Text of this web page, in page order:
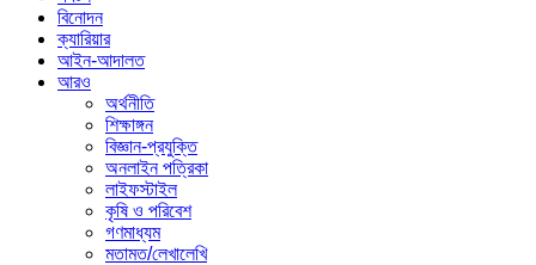
বিনোদন
ক্যারিয়ার
আইন-আদালত
আরও
অর্থনীতি
শিক্ষাঙ্গন
বিজ্ঞান-প্রযুক্তি
অনলাইন পত্রিকা
লাইফস্টাইল
কৃষি ও পরিবেশ
গণমাধ্যম
মতামত/লেখালেখি